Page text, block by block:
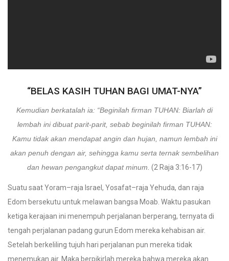
“BELAS KASIH TUHAN BAGI UMAT-NYA”
Kemudian berkatalah ia: “Beginilah firman TUHAN: Biarlah di
lembah ini dibuat parit-parit, sebab beginilah firman TUHAN:
Kamu tidak akan mendapat angin dan hujan, namun lembah ini
akan penuh dengan air, sehingga kamu serta ternak sembelihan
dan hewan pengangkut dapat minum. (2 Raja 3:16-17)
Suatu saat Yoram–raja Israel, Yosafat–raja Yehuda, dan raja
Edom bersekutu untuk melawan bangsa Moab. Waktu pasukan
ketiga kerajaan ini menempuh perjalanan berperang, ternyata di
tengah perjalanan padang gurun Edom mereka kehabisan air.
Setelah berkeliling tujuh hari perjalanan pun mereka tidak
menemukan air. Maka berpikirlah mereka bahwa mereka akan